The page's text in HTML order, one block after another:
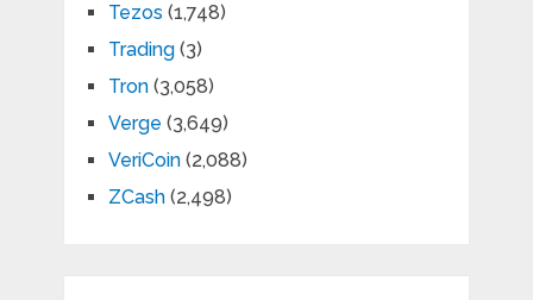
Tezos (1,748)
Trading(3)
Tron(3,058)
Verge (3,649)
VeriCoin(2,088)
ZCash(2,498)